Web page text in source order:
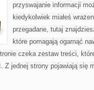
przyswajanie informacji
kiedykolwiek miałeś
przegadane, tutaj
które pomagają ogarnąć
czeka zestaw treści,
Z jednej strony pojawiają się